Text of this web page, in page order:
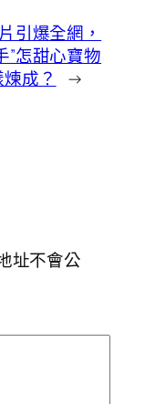
引爆全網，
”怎甜心寶物
成？
→
址不會公